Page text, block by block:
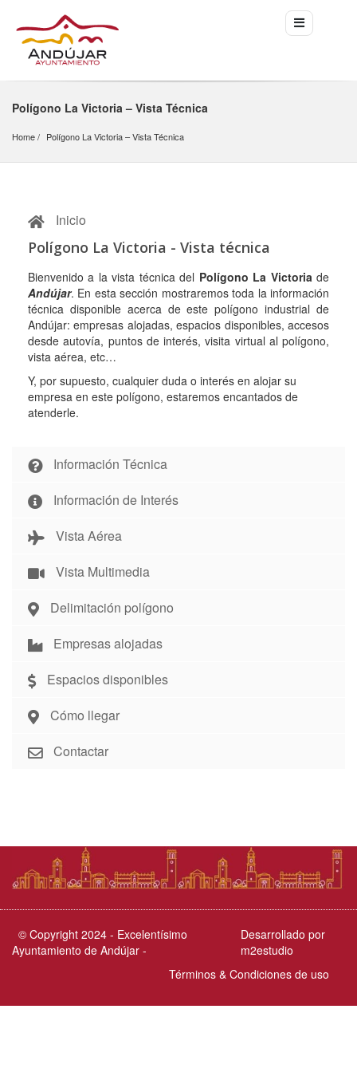
Polígono La Victoria – Vista Técnica
Home Polígono La Victoria – Vista Técnica
Inicio
Polígono La Victoria - Vista técnica
Bienvenido a la vista técnica del Polígono La Victoriade
Andújar. En esta sección mostraremos toda la información
técnica disponible acerca de este polígono industrial de
Andújar: empresas alojadas, espacios disponibles, accesos
desde autovía, puntos de interés, visita virtual al polígono,
vista aérea, etc…
Y, por supuesto, cualquier duda o interés en alojar su
empresa en este polígono, estaremos encantados de
atenderle.
Información Técnica
Información de Interés
Vista Aérea
Vista Multimedia
Delimitación polígono
Empresas alojadas
Espacios disponibles
Cómo llegar
Contactar
Desarrollado por
m2estudio
© Copyright 2024 - Excelentísimo
Ayuntamiento de Andújar -
Términos & Condiciones de uso